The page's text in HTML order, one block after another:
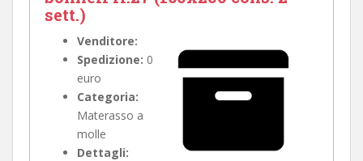
sett.)
Venditore:
Spedizione: 0
euro
Categoria:
Materasso a
molle
Dettagli: